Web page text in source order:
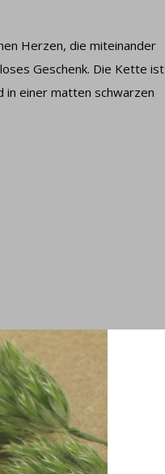
Herzen, die miteinander
Geschenk. Die Kette ist
in einer matten schwarzen